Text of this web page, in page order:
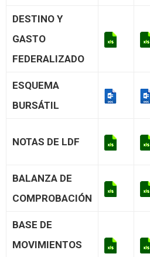
DESTINO Y
GASTO
FEDERALIZADO
ESQUEMA
BURSÁTIL
NOTAS DE LDF
BALANZA DE
COMPROBACIÓN
BASE DE
MOVIMIENTOS